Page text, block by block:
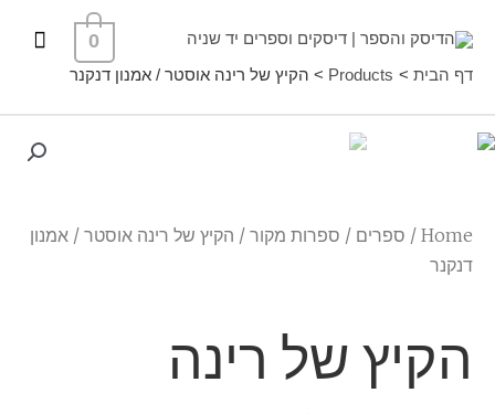
0
דף הבית Products הקיץ של רינה אוסטר / אמנון דנקנר
Home
/ ספרים / ספרות מקור / הקיץ של רינה אוסטר / אמנון
דנקנר
הקיץ של רינה